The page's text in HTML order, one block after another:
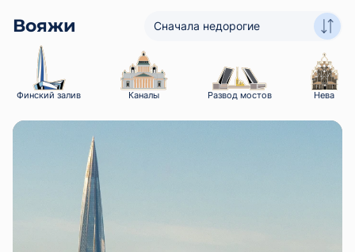
Вояжи Сначала недорогие
Финский залив Каналы Развод мостов Нева